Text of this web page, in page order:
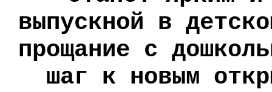
выпускной в
прощание с
шаг к новым